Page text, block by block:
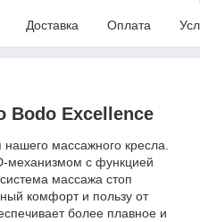
Доставка Оплата
Bodo Excellence
массажного кресла.
механизмом с функцией
массажа стоп
комфорт и пользу от
более плавное и